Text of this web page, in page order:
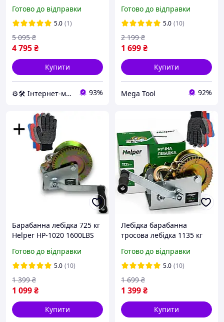
Готово до відправки
5.0 (1)
4 795₴
5 095 ₴
Купити
⚙️🛠 Інтернет-магазин ALORA 93%
промислова будівельні
підйомники
Готово до відправки
5.0 (10)
1 699₴
2 199 ₴
Купити
Mega Tool 92%
Барабанна лебідка 725 кг
Helper HP-1020 1600LBS
механічний підйомник
Готово до відправки
5.0 (10)
1 099₴
1 399 ₴
Купити
Лебідка барабанна
тросова лебідка 1135 кг
механічна важільна
лебідка
Готово до відправки
5.0 (10)
1 399₴
1 699 ₴
Купити